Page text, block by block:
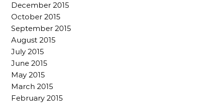
December 2015
October 2015
September 2015
August 2015
July 2015
June 2015
May 2015
March 2015
February 2015